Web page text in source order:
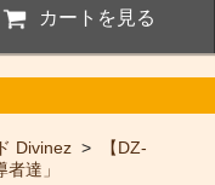
カートを見る
Divinez >
【DZ-
達」